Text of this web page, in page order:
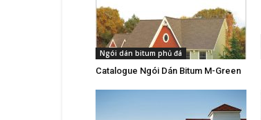
Ngói dán bitum phủ đá
Catalogue Ngói Dán Bitum M-Green